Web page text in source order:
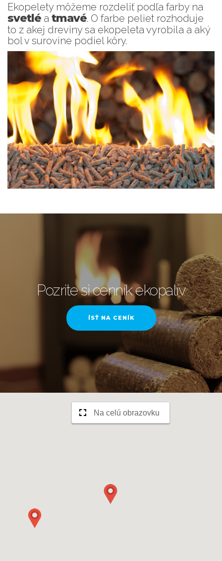
Ekopelety môžeme rozdeliť podľa farby na
svetlé a tmavé. O farbe peliet rozhoduje
to z akej dreviny sa ekopeleta vyrobila a aký
bol v surovine podiel kôry.
Pozrite si cenník ekopalív
ÍSŤ NA CENÍK
Na celú obrazovku